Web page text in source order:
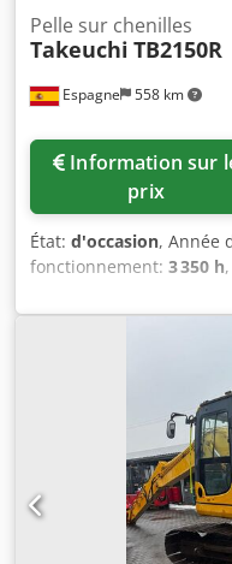
Espagne 558 km
Pelle sur chenilles
Takeuchi TB2150R
prix
État: d'occasion, Année
fonctionnement: 3 350 h
à vide: 16.000 kg Cjdpfx
(LxlxH): 777 x 249 x 296